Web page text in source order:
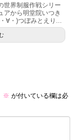
世界制服作戦シリー
アから明堂院いつき
∀・)つぼみとえり...
※ が付いている欄は必